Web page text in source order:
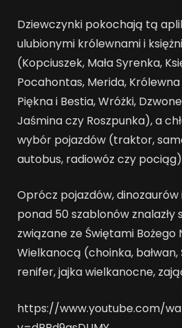
Dziewczynki pokochają tą
ulubionymi królewnami i
(Kopciuszek, Mała Syrenka,
Pocahontas, Merida, Królewna
Piękna i Bestia, Wróżki,
Jaśmina czy Roszpunka), a
wybór pojazdów (traktor,
autobus, radiowóz czy
Oprócz pojazdów,
ponad 50 szablonów znalazły
związane ze Świętami Bożego
Wielkanocą (choinka, bałwan,
renifer, jajka wielkanocne,
https://www.youtube.com/